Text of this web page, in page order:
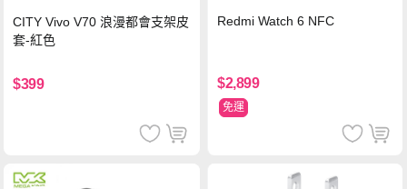
CITY Vivo V70 浪漫都會支架皮
套-紅色
$399
Redmi Watch 6 NFC
$2,899
免運